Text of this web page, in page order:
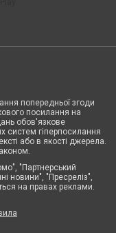
попередньої згоди
посилання на
обов'язкове
систем гіперпосилання
або в якості джерела.
"Партнерський
новини", "Пресреліз",
на правах реклами.